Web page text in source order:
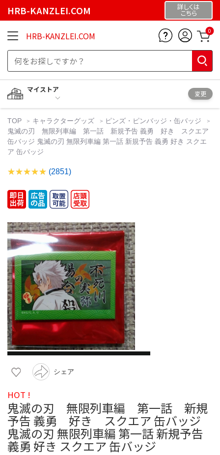
HRB-KANZLEI.COM 詳しくは
こちら
HRB-KANZLEI.COM 0
マイストア
変更
TOP キャラクターグッズ
ピンズ・ピンバッジ・缶バッジ
鬼滅の刃 無限列車編 第一話 新規予告 義勇 好き スクエア
缶バッジ 鬼滅の刃 無限列車編 第一話 新規予告 義勇 好き スクエ
ア 缶バッジ
(2851)
シェア
HOT !
鬼滅の刃 無限列車編 第一話 新規
予告 義勇 好き スクエア 缶バッジ
鬼滅の刃 無限列車編 第一話 新規予告
義勇 好き スクエア 缶バッジ